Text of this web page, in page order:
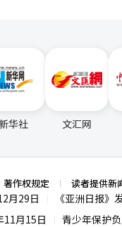
的方向不应是某一企业，而应
家的未来。 国会应严格审查，但不
势。韩国正站在旧有法
强国的道路，这不仅是
调者、促进者和未来产业的
应严肃提问并公正判断
有充分的理由给予她工作机会。 ※ 本文利用生成型AI
华社 文汇网
著作权规定 读者提供新
月29日 《亚洲日报》
11月15日 青少年保护